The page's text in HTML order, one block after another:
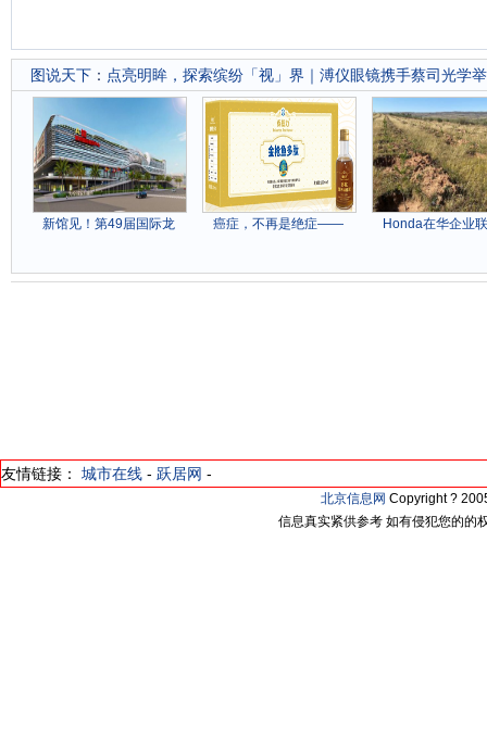
图说天下 ： 点亮明眸，探索缤纷「视」界｜溥仪眼镜携手蔡司光学
新馆见！第49届国际龙 癌症，不再是绝症—— Honda在华企业
友情链接： 城市在线 - 跃居网 -
北京信息网 Copyright ?
信息真实紧供参考 如有侵犯您的的